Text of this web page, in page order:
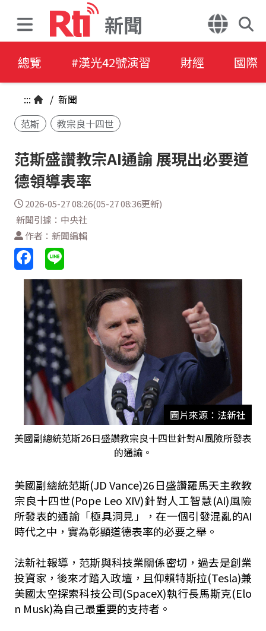
新聞
總覽 #漢光42號演習 財經 國際
::: / 新聞
范斯
教宗良十四世
范斯盛讚教宗AI通諭 展現出必要道
德領導表率
2026-05-27 08:26(05-27 08:36更新)
新聞引據：中央社
作者：新聞編輯
圖片來源：法新社
美國副總統范斯26日盛讚教宗良十四世針對AI風險所發表
的通諭。
美國副總統范斯(JD Vance)26日盛讚羅馬天主教教
宗良十四世(Pope Leo XIV)針對人工智慧(AI)風險
所發表的通諭「極具洞見」，在一個引發混亂的AI
時代之中，實為彰顯道德表率的必要之舉。
法新社報導，范斯與科技業關係密切，過去是創業
投資家，後來才踏入政壇，且仰賴特斯拉(Tesla)兼
美國太空探索科技公司(SpaceX)執行長馬斯克(Elo
n Musk)為自己最重要的支持者。